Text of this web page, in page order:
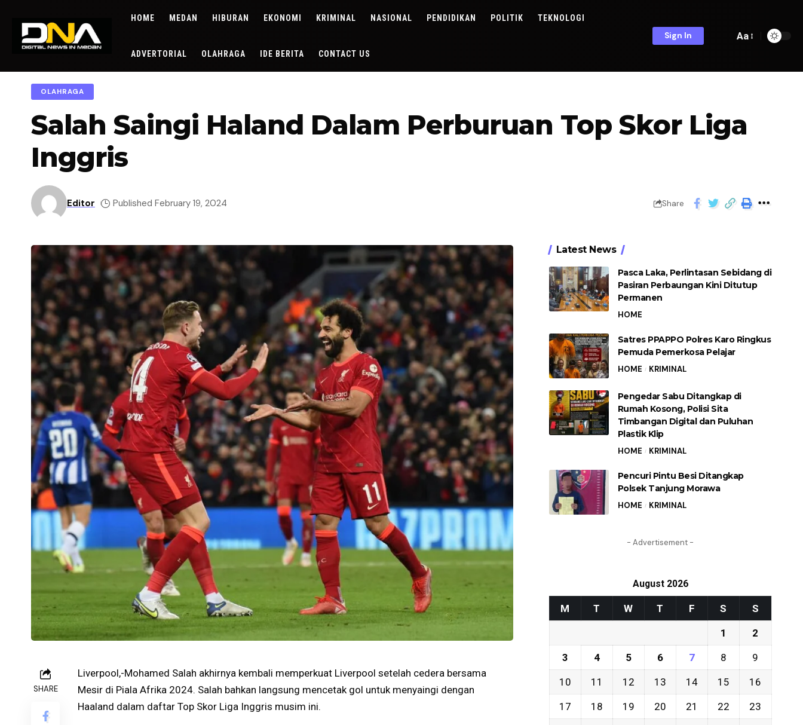
HOME MEDAN HIBURAN EKONOMI KRIMINAL NASIONAL PENDIDIKAN POLITIK TEKNOLOGI
ADVERTORIAL OLAHRAGA IDE BERITA CONTACT US
Sign In Aa
OLAHRAGA
Salah Saingi Haland Dalam Perburuan Top Skor Liga
Inggris
Editor Published February 19, 2024 Share
SHARE
Liverpool,-Mohamed Salah akhirnya kembali memperkuat Liverpool setelah cedera bersama
Mesir di Piala Afrika 2024. Salah bahkan langsung mencetak gol untuk menyaingi dengan
Haaland dalam daftar Top Skor Liga Inggris musim ini.
Latest News
Pasca Laka, Perlintasan Sebidang di
Pasiran Perbaungan Kini Ditutup
Permanen
HOME
Satres PPAPPO Polres Karo Ringkus
Pemuda Pemerkosa Pelajar
HOME KRIMINAL
Pengedar Sabu Ditangkap di
Rumah Kosong, Polisi Sita
Timbangan Digital dan Puluhan
Plastik Klip
HOME KRIMINAL
Pencuri Pintu Besi Ditangkap
Polsek Tanjung Morawa
HOME KRIMINAL
- Advertisement -
August 2026
M T W T F S S
1 2
3 4 5 6 7 8 9
10 11 12 13 14 15 16
17 18 19 20 21 22 23